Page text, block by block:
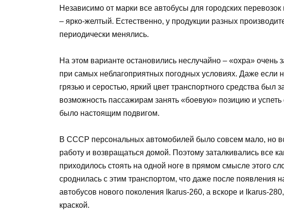
Независимо от марки все автобусы для городских
– ярко-желтый. Естественно, у продукции разных
периодически менялись.
На этом варианте остановились неслучайно – «охра» очень
при самых неблагоприятных погодных условиях. Даже если
грязью и серостью, яркий цвет транспортного средства был
возможность пассажирам занять «боевую» позицию и успеть
было настоящим подвигом.
В СССР персональных автомобилей было совсем мало, но
работу и возвращаться домой. Поэтому заталкивались все
приходилось стоять на одной ноге в прямом смысле этого
сроднилась с этим транспортом, что даже после появления
автобусов нового поколения Ikarus-260, а вскоре и Ikarus-
краской.